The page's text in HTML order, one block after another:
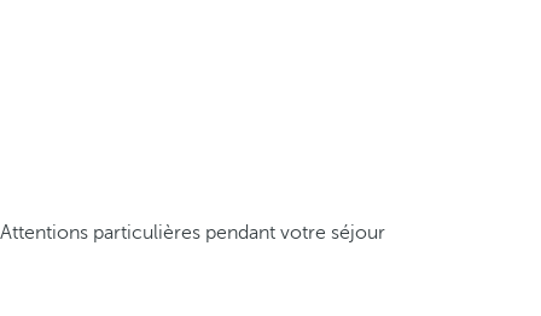
Attentions particulières pendant votre séjour